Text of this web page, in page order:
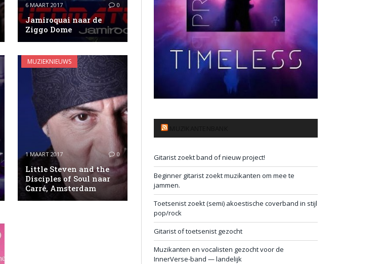
6 MAART 2017 0
Jamiroquai naar de
Ziggo Dome
MUZIEKNIEUWS
1 MAART 2017 0
Little Steven and the
Disciples of Soul naar
Carré, Amsterdam
Gitarist zoekt band of nieuw project!
Beginner gitarist zoekt muzikanten om mee te
jammen.
Toetsenist zoekt (semi) akoestische coverband in stijl
pop/rock
Gitarist of toetsenist gezocht
Muzikanten en vocalisten gezocht voor de
InnerVerse-band — landelijk